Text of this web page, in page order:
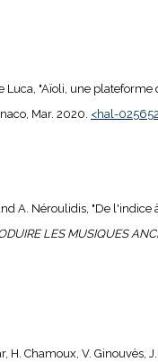
Luca, "Aïoli, une
Mar. 2020. <hal-
A. Néroulidis, "De
LES MUSIQUES
H. Chamoux, V.